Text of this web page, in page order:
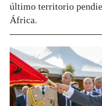
último territorio
África.